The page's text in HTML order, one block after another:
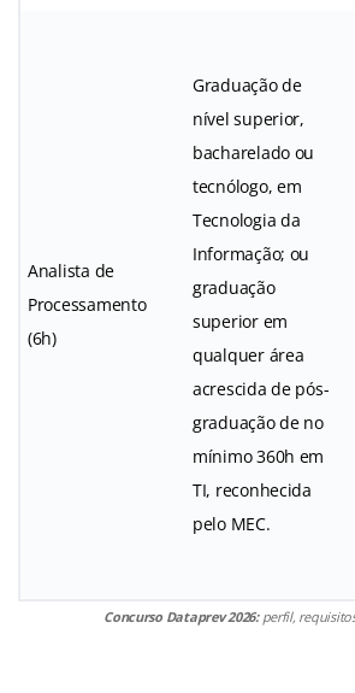
Analista de
Processamento
(6h)
Graduação de
nível superior,
bacharelado ou
tecnólogo, em
Tecnologia da
Informação; ou
graduação
superior em
qualquer área
acrescida de pós-
graduação de no
mínimo 360h em
TI, reconhecida
pelo MEC.
Concurso Dataprev 2026:perfil,